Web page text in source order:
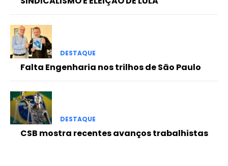
DESTAQUE
Falta Engenharia nos trilhos de São Paulo
DESTAQUE
CSB mostra recentes avanços trabalhistas